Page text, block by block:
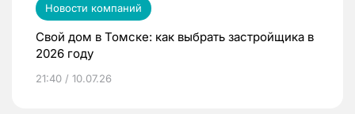
Новости компаний
Свой дом в Томске: как выбрать застройщика в
2026 году
21:40 / 10.07.26